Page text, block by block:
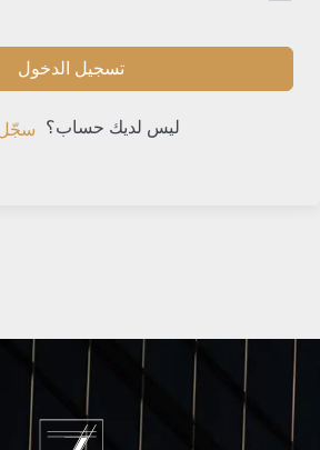
تسجيل الدخول
ليس لديك حساب؟ سجّل